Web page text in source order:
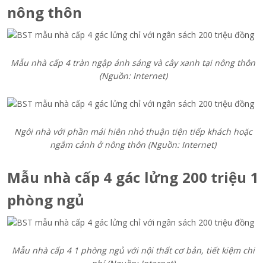
nông thôn
Mẫu nhà cấp 4 tràn ngập ánh sáng và cây xanh tại nông thôn
(Nguồn: Internet)
Ngôi nhà với phần mái hiên nhỏ thuận tiện tiếp khách hoặc
ngắm cảnh ở nông thôn (Nguồn: Internet)
Mẫu nhà cấp 4 gác lửng 200 triệu 1
phòng ngủ
Mẫu nhà cấp 4 1 phòng ngủ với nội thất cơ bản, tiết kiệm chi